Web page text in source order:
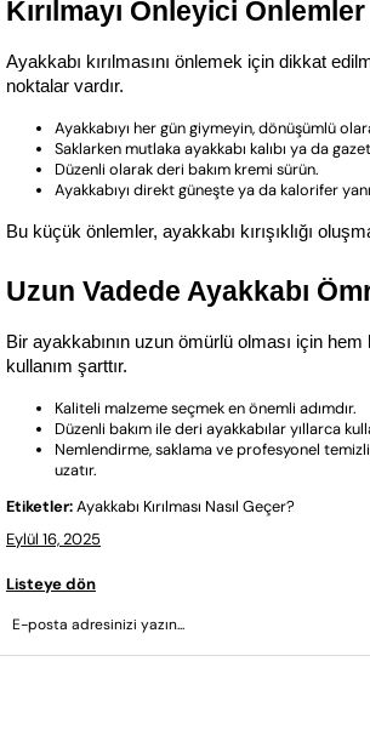
Kırılmayı Önleyici Önlemler
Ayakkabı kırılmasını önlemek için dikkat
noktalar vardır.
Ayakkabıyı her gün giymeyin, dönüşümlü
Saklarken mutlaka ayakkabı kalıbı ya da
Düzenli olarak deri bakım kremi sürün.
Ayakkabıyı direkt güneşte ya da kalorifer
Bu küçük önlemler, ayakkabı kırışıklığı
Uzun Vadede Ayakkabı
Bir ayakkabının uzun ömürlü olması için
kullanım şarttır.
Kaliteli malzeme seçmek en önemli adımdır.
Düzenli bakım ile deri ayakkabılar yıllarca
Nemlendirme, saklama ve profesyonel
uzatır.
Etiketler:Ayakkabı Kırılması Nasıl Geçer?
Eylül 16, 2025
Listeye dön